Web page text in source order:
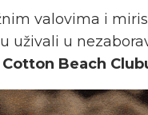
valovima i
uživali u
Cotton Beach